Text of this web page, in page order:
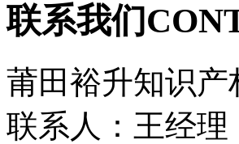
联系我们
莆田裕升知识
联系人：王经理